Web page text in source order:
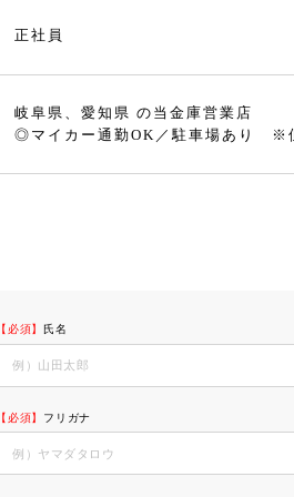
正社員
岐阜県、愛知県 の当金庫営業店
◎マイカー通勤OK／駐車場あり ※
【必須】 氏名
【必須】 フリガナ